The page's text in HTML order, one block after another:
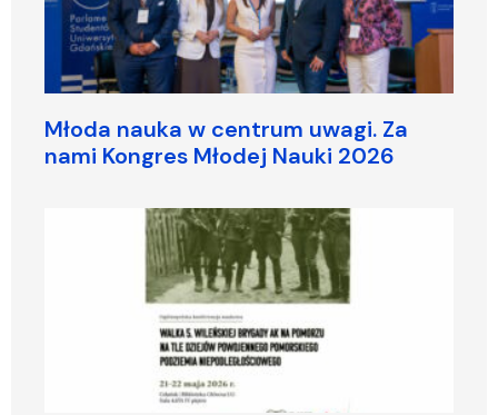
Młoda nauka w centrum uwagi. Za
nami Kongres Młodej Nauki 2026